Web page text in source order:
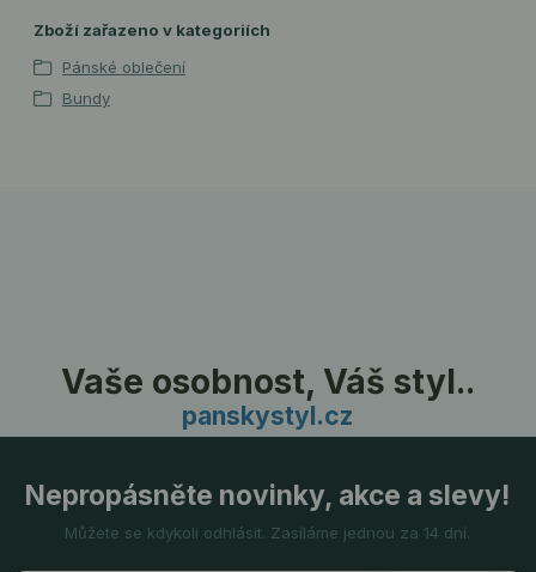
Zboží zařazeno v kategoriích
Pánské oblečení
Bundy
Vaše osobnost, Váš styl..
panskystyl.cz
Nepropásněte novinky, akce a slevy!
Můžete se kdykoli odhlásit. Zasíláme jednou za 14 dní.